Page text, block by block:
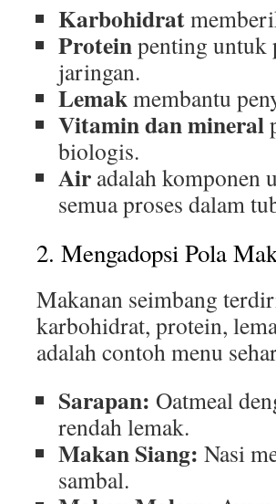
Karbohidrat
Proteinpenting untuk
jaringan.
Lemakmembantu
Vitamin dan mineral
biologis.
Air adalah komponen
semua proses dalam
2. Mengadopsi Pola
Makanan seimbang
karbohidrat, protein,
adalah contoh menu
Sarapan: Oatmeal
rendah lemak.
Makan Siang: Nasi
sambal.